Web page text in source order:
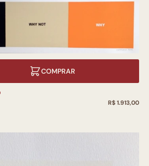
COMPRAR
R$ 1.913,00